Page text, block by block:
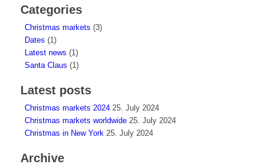
Categories
Christmas markets (3)
Dates (1)
Latest news (1)
Santa Claus (1)
Latest posts
Christmas markets 2024 25. July 2024
Christmas markets worldwide 25. July 2024
Christmas in New York 25. July 2024
Archive